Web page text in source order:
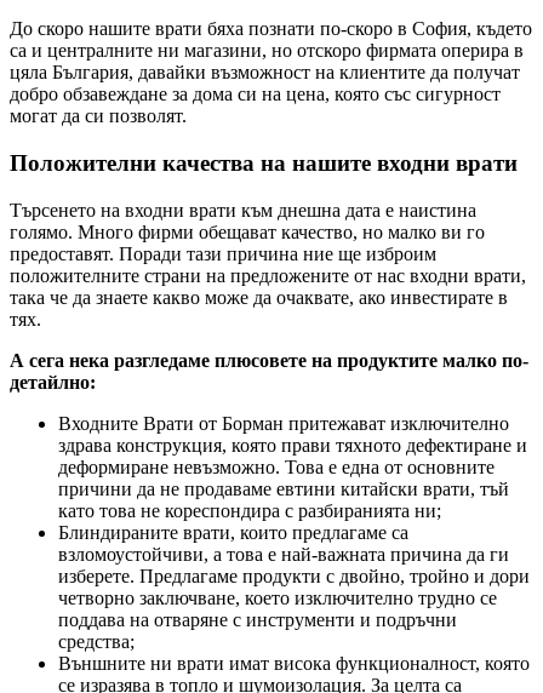
До скоро нашите врати бяха познати по-скоро в София, където
са и централните ни магазини, но отскоро фирмата оперира в
цяла България, давайки възможност на клиентите да получат
добро обзавеждане за дома си на цена, която със сигурност
могат да си позволят.
Положителни качества на нашите входни врати
Търсенето на входни врати към днешна дата е наистина
голямо. Много фирми обещават качество, но малко ви го
предоставят. Поради тази причина ние ще изброим
положителните страни на предложените от нас входни врати,
така че да знаете какво може да очаквате, ако инвестирате в
тях.
А сега нека разгледаме плюсовете на продуктите малко по-
детайлно:
Входните Врати от Борман притежават изключително
здрава конструкция, която прави тяхното дефектиране и
деформиране невъзможно. Това е една от основните
причини да не продаваме евтини китайски врати, тъй
като това не кореспондира с разбиранията ни;
Блиндираните врати, които предлагаме са
взломоустойчиви, а това е най-важната причина да ги
изберете. Предлагаме продукти с двойно, тройно и дори
четворно заключване, което изключително трудно се
поддава на отваряне с инструменти и подръчни
средства;
Външните ни врати имат висока функционалност, която
се изразява в топло и шумоизолация. За целта са